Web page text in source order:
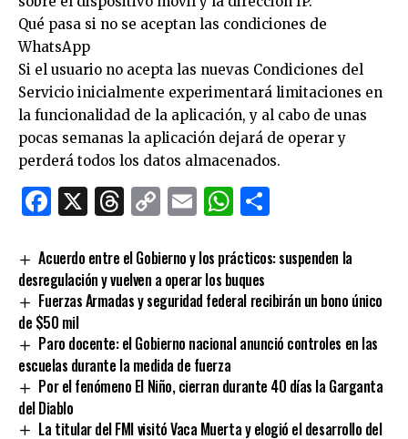
Qué pasa si no se aceptan las condiciones de
WhatsApp
Si el usuario no acepta las nuevas Condiciones del
Servicio inicialmente experimentará limitaciones en
la funcionalidad de la aplicación, y al cabo de unas
pocas semanas la aplicación dejará de operar y
perderá todos los datos almacenados.
Facebook
X Threads
CopyEmailWhatsApp
Acuerdo entre el Gobierno y los prácticos: suspenden la
desregulación y vuelven a operar los buques
Fuerzas Armadas y seguridad federal recibirán un bono único
de $50 mil
Paro docente: el Gobierno nacional anunció controles en las
escuelas durante la medida de fuerza
Por el fenómeno El Niño, cierran durante 40 días la Garganta
del Diablo
La titular del FMI visitó Vaca Muerta y elogió el desarrollo del